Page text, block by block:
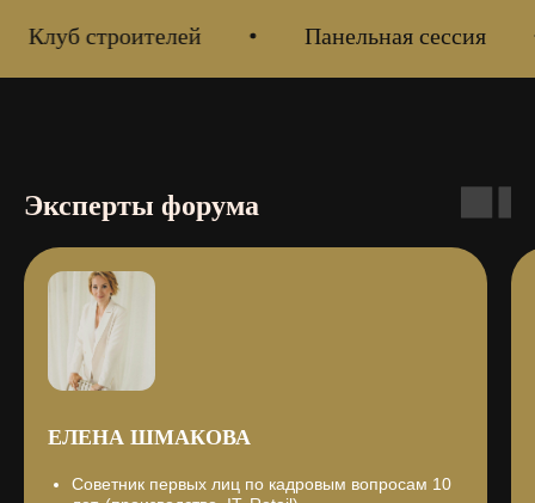
Клуб строителей Панельная сессия
Эксперты форума
ЕЛЕНА ШМАКОВА
Советник первых лиц по кадровым вопросам 10